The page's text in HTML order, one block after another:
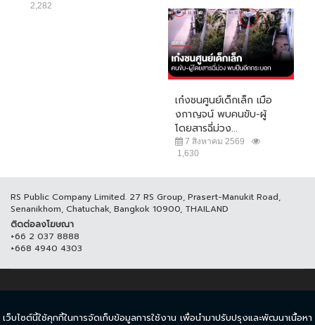
2,282
เก๋งชนศูนย์เด็กเล็ก เมือ
งกาญจน์ พบคนขับ-ผู้
โดยสารฉี่ม่วง...
7 สิงหาคม 2569
1,630
RS Public Company Limited. 27 RS Group, Prasert-Manukit Road,
Senanikhom, Chatuchak, Bangkok 10900, THAILAND
ติดต่อลงโฆษณา
+66 2 037 8888
+668 4940 4303
© COPYRIGHT 2017 THAICH8.COM, ALL RIGHT RESERVED.
ข้อกำหนดและเงื่อนไข นโยบายความเป็นส่วนตัว
เว็บไซต์นี้ใช้คุกกี้ในการจัดเก็บข้อมูลการใช้งาน เพื่อนำมาปรับปรุงและพัฒนาเนื้อหา